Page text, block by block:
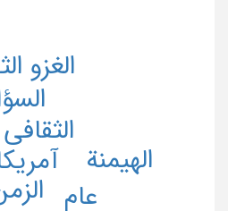
الثقافی
الغزو
الهیمنة
عام